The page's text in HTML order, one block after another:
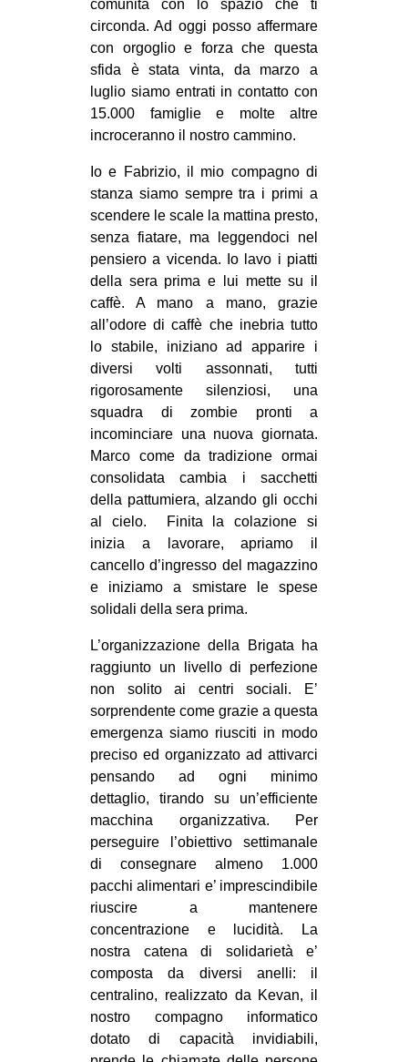
bsky
ms
SEARCH
comunità con lo spazio che ti
circonda. Ad oggi posso affermare
con orgoglio e forza che questa
sfida è stata vinta, da marzo a
luglio siamo entrati in contatto con
15.000 famiglie e molte altre
incroceranno il nostro cammino.
Io e Fabrizio, il mio compagno di
stanza siamo sempre tra i primi a
scendere le scale la mattina presto,
senza fiatare, ma leggendoci nel
pensiero a vicenda. Io lavo i piatti
della sera prima e lui mette su il
caffè. A mano a mano, grazie
all’odore di caffè che inebria tutto
lo stabile, iniziano ad apparire i
diversi volti assonnati, tutti
rigorosamente silenziosi, una
squadra di zombie pronti a
incominciare una nuova giornata.
Marco come da tradizione ormai
consolidata cambia i sacchetti
della pattumiera, alzando gli occhi
al cielo. Finita la colazione si
inizia a lavorare, apriamo il
cancello d’ingresso del magazzino
e iniziamo a smistare le spese
solidali della sera prima.
L’organizzazione della Brigata ha
raggiunto un livello di perfezione
non solito ai centri sociali. E’
sorprendente come grazie a questa
emergenza siamo riusciti in modo
preciso ed organizzato ad attivarci
pensando ad ogni minimo
dettaglio, tirando su un’efficiente
macchina organizzativa. Per
perseguire l’obiettivo settimanale
di consegnare almeno 1.000
pacchi alimentari e’ imprescindibile
riuscire a mantenere
concentrazione e lucidità. La
nostra catena di solidarietà e’
composta da diversi anelli: il
centralino, realizzato da Kevan, il
nostro compagno informatico
dotato di capacità invidiabili,